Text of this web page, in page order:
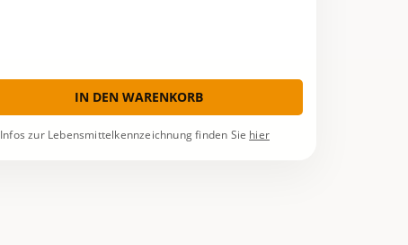
IN DEN WARENKORB
Infos zur Lebensmittelkennzeichnung finden Sie hier